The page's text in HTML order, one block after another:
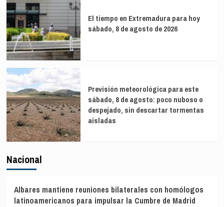
El tiempo en Extremadura para hoy
sábado, 8 de agosto de 2026
Previsión meteorológica para este
sábado, 8 de agosto: poco nuboso o
despejado, sin descartar tormentas
aisladas
Nacional
Albares mantiene reuniones bilaterales con homólogos
latinoamericanos para impulsar la Cumbre de Madrid